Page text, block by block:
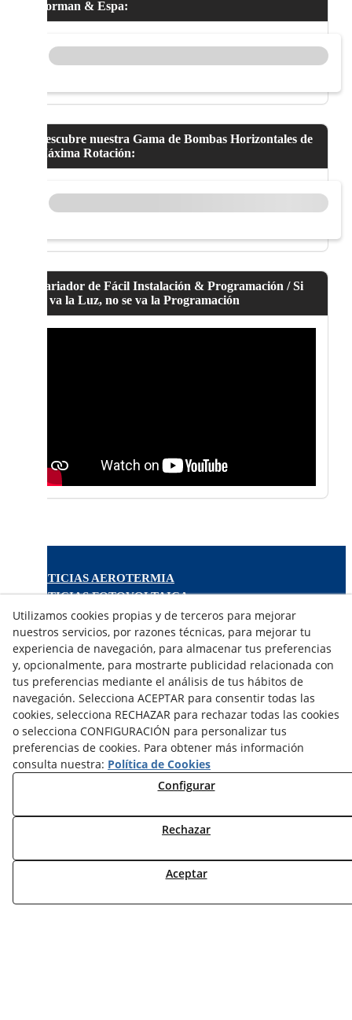
Korman & Espa:
Descubre nuestra Gama de Bombas Horizontales de
Máxima Rotación:
Variador de Fácil Instalación & Programación / Si
se va la Luz, no se va la Programación
NOTICIAS AEROTERMIA
NOTICIAS FOTOVOLTAICA
NOTICIAS CLIMATIZACIÓN
NOTICIAS CALEFACCIÓN
NOTICIAS BIOMASA
NOTICIAS VENTILACIÓN
NOTICIAS ACS
TARIFAS FABRICANTES
NOVEDADES
MI CUENTA
AVISO LEGAL
Utilizamos cookies propias y de terceros para mejorar
nuestros servicios, por razones técnicas, para mejorar tu
experiencia de navegación, para almacenar tus preferencias
y, opcionalmente, para mostrarte publicidad relacionada con
tus preferencias mediante el análisis de tus hábitos de
navegación. Selecciona ACEPTAR para consentir todas las
cookies, selecciona RECHAZAR para rechazar todas las cookies
o selecciona CONFIGURACIÓN para personalizar tus
preferencias de cookies. Para obtener más información
consulta nuestra: Política de Cookies
Configurar
Rechazar
Aceptar